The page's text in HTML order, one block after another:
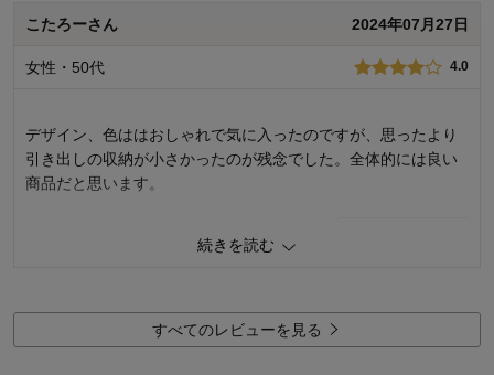
こたろーさん 2024年07月27日
女性・50代 4.0
デザイン、色ははおしゃれで気に入ったのですが、思ったより
引き出しの収納が小さかったのが残念でした。全体的には良い
商品だと思います。
使用感・使いやすさ
4.0
デザイン・色
5.0
続きを読む
すべてのレビューを見る